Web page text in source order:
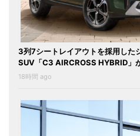
3列7シートレイアウトを採用した
SUV「C3 AIRCROSS HYBRID」
18時間 ago